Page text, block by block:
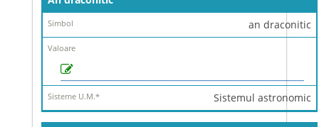
an draconitic
Sistemul astronomic